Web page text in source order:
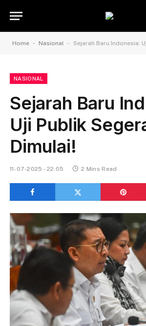
Home - Nasional - Sejarah Baru Indonesia: Uji
NASIONAL
Sejarah Baru
Uji Publik
Dimulai!
11-07-2025 - 22.05 2 Mins Read